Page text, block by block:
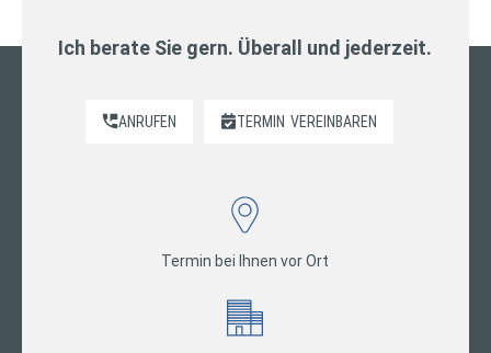
Ich berate Sie gern. Überall und jederzeit.
ANRUFEN TERMIN VEREINBAREN
Termin bei Ihnen vor Ort